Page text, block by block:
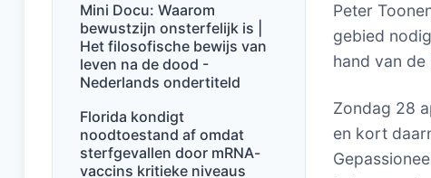
Mini Docu: Waarom
bewustzijn onsterfelijk is |
Het filosofische bewijs van
leven na de dood -
Nederlands ondertiteld
Florida kondigt
noodtoestand af omdat
sterfgevallen door mRNA-
vaccins kritieke niveaus
Peter
gebied
hand van
Zondag 28
en kort